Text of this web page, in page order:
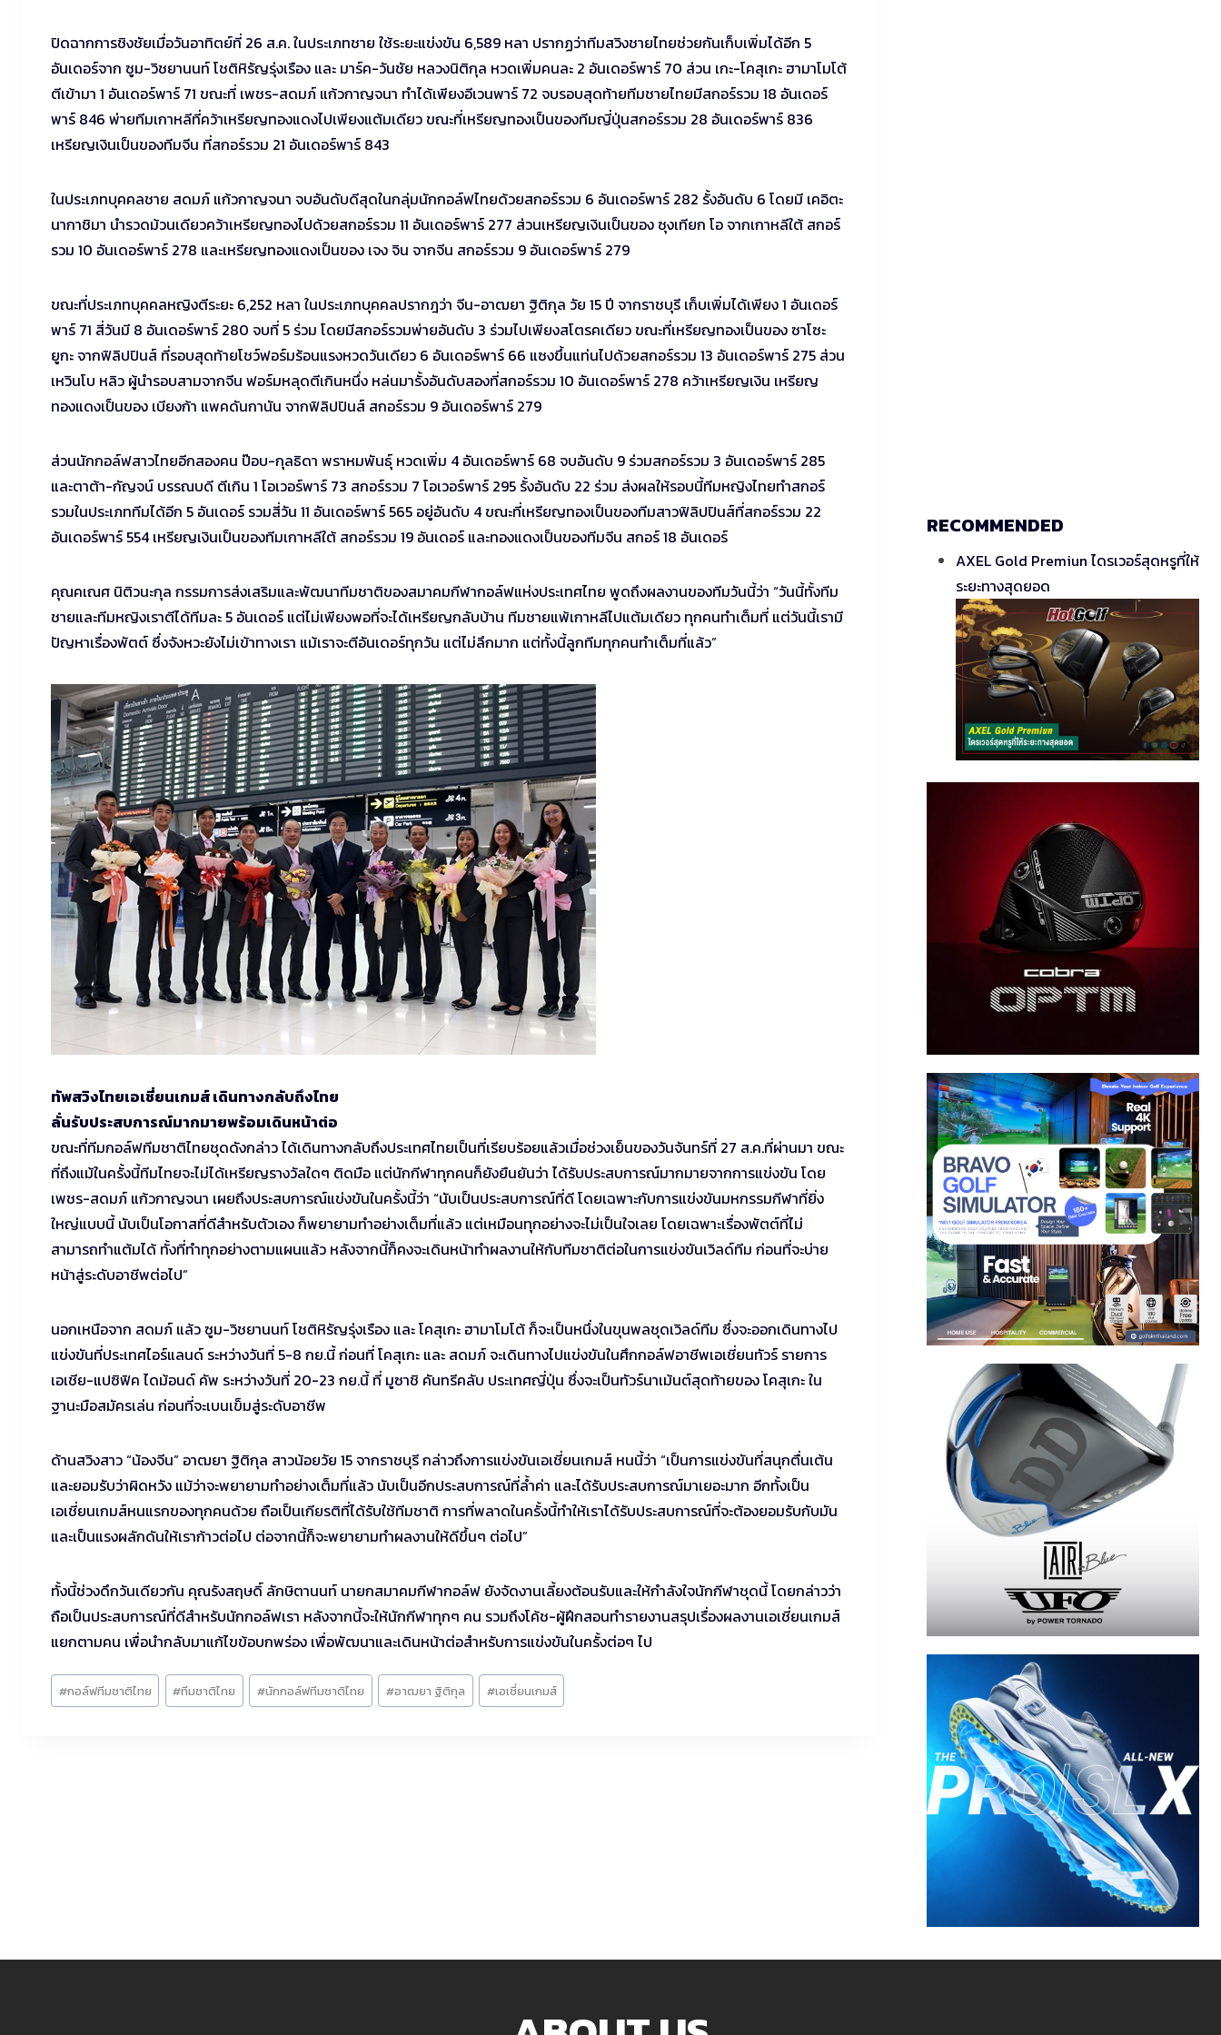
ปิดฉากการชิงชัยเมื่อวันอาทิตย์ที่ 26 ส.ค. ในประเภทชาย ใช้ระยะแข่งขัน 6,589 หลา ปรากฏว่าทีมสวิงชายไทยช่วยกันเก็บเพิ่มได้อีก 5
อันเดอร์จาก ซูม-วิชยานนท์ โชติหิรัญรุ่งเรือง และ มาร์ค-วันชัย หลวงนิติกุล หวดเพิ่มคนละ 2 อันเดอร์พาร์ 70 ส่วน เกะ-โคสุเกะ ฮามาโมโต้
ตีเข้ามา 1 อันเดอร์พาร์ 71 ขณะที่ เพชร-สดมภ์ แก้วกาญจนา ทำได้เพียงอีเวนพาร์ 72 จบรอบสุดท้ายทีมชายไทยมีสกอร์รวม 18 อันเดอร์
พาร์ 846 พ่ายทีมเกาหลีที่คว้าเหรียญทองแดงไปเพียงแต้มเดียว ขณะที่เหรียญทองเป็นของทีมญี่ปุ่นสกอร์รวม 28 อันเดอร์พาร์ 836
เหรียญเงินเป็นของทีมจีน ที่สกอร์รวม 21 อันเดอร์พาร์ 843
ในประเภทบุคคลชาย สดมภ์ แก้วกาญจนา จบอันดับดีสุดในกลุ่มนักกอล์ฟไทยด้วยสกอร์รวม 6 อันเดอร์พาร์ 282 รั้งอันดับ 6 โดยมี เคอิตะ
นากาชิมา นำรวดม้วนเดียวคว้าเหรียญทองไปด้วยสกอร์รวม 11 อันเดอร์พาร์ 277 ส่วนเหรียญเงินเป็นของ ซุงเทียก โอ จากเกาหลีใต้ สกอร์
รวม 10 อันเดอร์พาร์ 278 และเหรียญทองแดงเป็นของ เจง จิน จากจีน สกอร์รวม 9 อันเดอร์พาร์ 279
ขณะที่ประเภทบุคคลหญิงตีระยะ 6,252 หลา ในประเภทบุคคลปรากฎว่า จีน-อาฒยา ฐิติกุล วัย 15 ปี จากราชบุรี เก็บเพิ่มได้เพียง 1 อันเดอร์
พาร์ 71 สี่วันมี 8 อันเดอร์พาร์ 280 จบที่ 5 ร่วม โดยมีสกอร์รวมพ่ายอันดับ 3 ร่วมไปเพียงสโตรคเดียว ขณะที่เหรียญทองเป็นของ ซาโซะ
ยูกะ จากฟิลิปปินส์ ที่รอบสุดท้ายโชว์ฟอร์มร้อนแรงหวดวันเดียว 6 อันเดอร์พาร์ 66 แซงขึ้นแท่นไปด้วยสกอร์รวม 13 อันเดอร์พาร์ 275 ส่วน
เหวินโบ หลิว ผู้นำรอบสามจากจีน ฟอร์มหลุดตีเกินหนึ่ง หล่นมารั้งอันดับสองที่สกอร์รวม 10 อันเดอร์พาร์ 278 คว้าเหรียญเงิน เหรียญ
ทองแดงเป็นของ เบียงก้า แพคดันกานัน จากฟิลิปปินส์ สกอร์รวม 9 อันเดอร์พาร์ 279
ส่วนนักกอล์ฟสาวไทยอีกสองคน ป๊อบ-กุลธิดา พราหมพันธุ์ หวดเพิ่ม 4 อันเดอร์พาร์ 68 จบอันดับ 9 ร่วมสกอร์รวม 3 อันเดอร์พาร์ 285
และตาต้า-กัญจน์ บรรณบดี ตีเกิน 1 โอเวอร์พาร์ 73 สกอร์รวม 7 โอเวอร์พาร์ 295 รั้งอันดับ 22 ร่วม ส่งผลให้รอบนี้ทีมหญิงไทยทำสกอร์
รวมในประเภททีมได้อีก 5 อันเดอร์ รวมสี่วัน 11 อันเดอร์พาร์ 565 อยู่อันดับ 4 ขณะที่เหรียญทองเป็นของทีมสาวฟิลิปปินส์ที่สกอร์รวม 22
อันเดอร์พาร์ 554 เหรียญเงินเป็นของทีมเกาหลีใต้ สกอร์รวม 19 อันเดอร์ และทองแดงเป็นของทีมจีน สกอร์ 18 อันเดอร์
คุณคเณศ นิติวนะกุล กรรมการส่งเสริมและพัฒนาทีมชาติของสมาคมกีฬากอล์ฟแห่งประเทศไทย พูดถึงผลงานของทีมวันนี้ว่า “วันนี้ทั้งทีม
ชายและทีมหญิงเราตีได้ทีมละ 5 อันเดอร์ แต่ไม่เพียงพอที่จะได้เหรียญกลับบ้าน ทีมชายแพ้เกาหลีไปแต้มเดียว ทุกคนทำเต็มที่ แต่วันนี้เรามี
ปัญหาเรื่องพัตต์ ซึ่งจังหวะยังไม่เข้าทางเรา แม้เราจะตีอันเดอร์ทุกวัน แต่ไม่ลึกมาก แต่ทั้งนี้ลูกทีมทุกคนทำเต็มที่แล้ว”
ทัพสวิงไทยเอเชี่ยนเกมส์ เดินทางกลับถึงไทย
ลั่นรับประสบการณ์มากมายพร้อมเดินหน้าต่อ
ขณะที่ทีมกอล์ฟทีมชาติไทยชุดดังกล่าว ได้เดินทางกลับถึงประเทศไทยเป็นที่เรียบร้อยแล้วเมื่อช่วงเย็นของวันจันทร์ที่ 27 ส.ค.ที่ผ่านมา ขณะ
ที่ถึงแม้ในครั้งนี้ทีมไทยจะไม่ได้เหรียญรางวัลใดๆ ติดมือ แต่นักกีฬาทุกคนก็ยังยืนยันว่า ได้รับประสบการณ์มากมายจากการแข่งขัน โดย
เพชร-สดมภ์ แก้วกาญจนา เผยถึงประสบการณ์แข่งขันในครั้งนี้ว่า “นับเป็นประสบการณ์ที่ดี โดยเฉพาะกับการแข่งขันมหกรรมกีฬาที่ยิ่ง
ใหญ่แบบนี้ นับเป็นโอกาสที่ดีสำหรับตัวเอง ก็พยายามทำอย่างเต็มที่แล้ว แต่เหมือนทุกอย่างจะไม่เป็นใจเลย โดยเฉพาะเรื่องพัตต์ที่ไม่
สามารถทำแต้มได้ ทั้งที่ทำทุกอย่างตามแผนแล้ว หลังจากนี้ก็คงจะเดินหน้าทำผลงานให้กับทีมชาติต่อในการแข่งขันเวิลด์ทีม ก่อนที่จะบ่าย
หน้าสู่ระดับอาชีพต่อไป”
นอกเหนือจาก สดมภ์ แล้ว ซูม-วิชยานนท์ โชติหิรัญรุ่งเรือง และ โคสุเกะ ฮามาโมโต้ ก็จะเป็นหนึ่งในขุนพลชุดเวิลด์ทีม ซึ่งจะออกเดินทางไป
แข่งขันที่ประเทศไอร์แลนด์ ระหว่างวันที่ 5-8 กย.นี้ ก่อนที่ โคสุเกะ และ สดมภ์ จะเดินทางไปแข่งขันในศึกกอล์ฟอาชีพเอเชี่ยนทัวร์ รายการ
เอเชีย-แปซิฟิค ไดม้อนด์ คัพ ระหว่างวันที่ 20-23 กย.นี้ ที่ มูซาชิ คันทรีคลับ ประเทศญี่ปุ่น ซึ่งจะเป็นทัวร์นาเม้นต์สุดท้ายของ โคสุเกะ ใน
ฐานะมือสมัครเล่น ก่อนที่จะเบนเข็มสู่ระดับอาชีพ
ด้านสวิงสาว “น้องจีน” อาฒยา ฐิติกุล สาวน้อยวัย 15 จากราชบุรี กล่าวถึงการแข่งขันเอเชี่ยนเกมส์ หนนี้ว่า “เป็นการแข่งขันที่สนุกตื่นเต้น
และยอมรับว่าผิดหวัง แม้ว่าจะพยายามทำอย่างเต็มที่แล้ว นับเป็นอีกประสบการณ์ที่ล้ำค่า และได้รับประสบการณ์มาเยอะมาก อีกทั้งเป็น
เอเชี่ยนเกมส์หนแรกของทุกคนด้วย ถือเป็นเกียรติที่ได้รับใช้ทีมชาติ การที่พลาดในครั้งนี้ทำให้เราได้รับประสบการณ์ที่จะต้องยอมรับกับมัน
และเป็นแรงผลักดันให้เราก้าวต่อไป ต่อจากนี้ก็จะพยายามทำผลงานให้ดีขึ้นๆ ต่อไป”
ทั้งนี้ช่วงดึกวันเดียวกัน คุณรังสฤษดิ์ ลักษิตานนท์ นายกสมาคมกีฬากอล์ฟ ยังจัดงานเลี้ยงต้อนรับและให้กำลังใจนักกีฬาชุดนี้ โดยกล่าวว่า
ถือเป็นประสบการณ์ที่ดีสำหรับนักกอล์ฟเรา หลังจากนี้จะให้นักกีฬาทุกๆ คน รวมถึงโค้ช-ผู้ฝึกสอนทำรายงานสรุปเรื่องผลงานเอเชี่ยนเกมส์
แยกตามคน เพื่อนำกลับมาแก้ไขข้อบกพร่อง เพื่อพัฒนาและเดินหน้าต่อสำหรับการแข่งขันในครั้งต่อๆ ไป
Post
Tags:
#กอล์ฟทีมชาติไทย #ทีมชาติไทย #นักกอล์ฟทีมชาติไทย #อาฒยา ฐิติกุล #เอเชี่ยนเกมส์
RECOMMENDED
AXEL Gold Premiun ไดรเวอร์สุดหรูที่ให้
ระยะทางสุดยอด